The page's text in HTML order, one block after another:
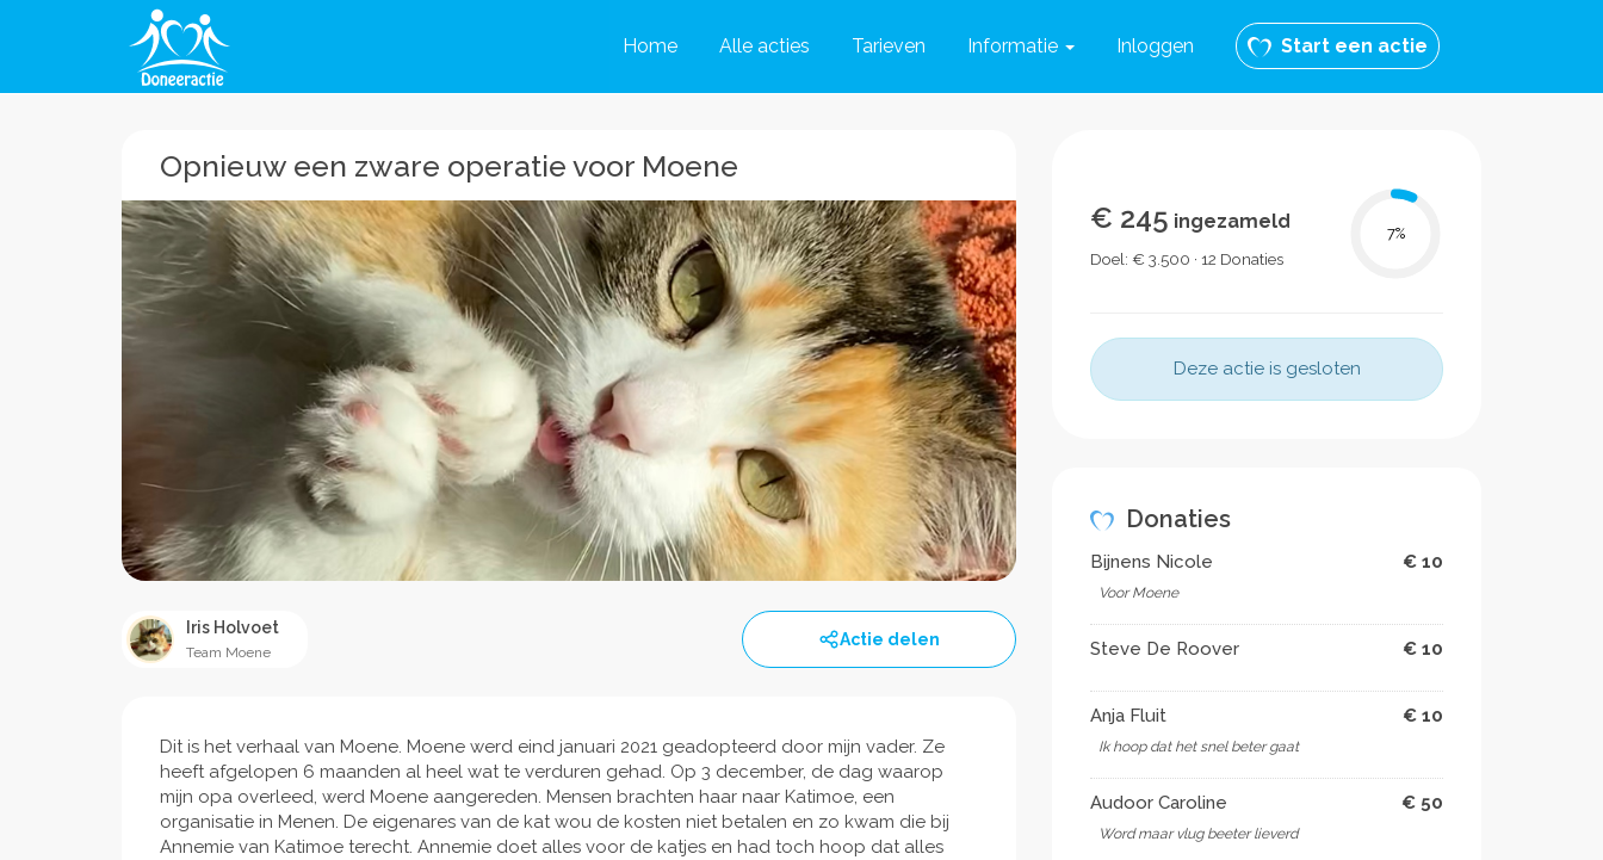
Home Alle acties Tarieven Informatie Inloggen Start een actie
Opnieuw een zware operatie voor Moene
Iris Holvoet
Team Moene
Actie delen
Dit is het verhaal van Moene. Moene werd eind januari 2021 geadopteerd door mijn vader. Ze
heeft afgelopen 6 maanden al heel wat te verduren gehad. Op 3 december, de dag waarop
mijn opa overleed, werd Moene aangereden. Mensen brachten haar naar Katimoe, een
organisatie in Menen. De eigenares van de kat wou de kosten niet betalen en zo kwam die bij
Annemie van Katimoe terecht. Annemie doet alles voor de katjes en had toch hoop dat alles
€ 245 ingezameld
Doel: € 3.500 · 12 Donaties
7%
Deze actie is gesloten
Donaties
Bijnens Nicole € 10
Voor Moene
Steve De Roover € 10
Anja Fluit € 10
Ik hoop dat het snel beter gaat
Audoor Caroline € 50
Word maar vlug beeter lieverd